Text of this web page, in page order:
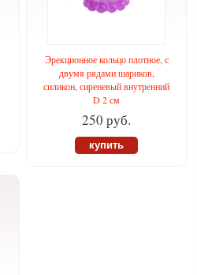
Эрекционное кольцо плотное, с
двумя рядами шариков,
силикон, сиреневый внутренний
D 2 см
250 руб.
купить